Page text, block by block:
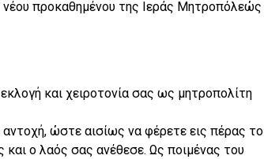
νέου προκαθημένου της Ιεράς Μητροπόλεώς
και χειροτονία σας ως μητροπολίτη
αντοχή, ώστε αισίως να φέρετε εις πέρας το
ο λαός σας ανέθεσε. Ως ποιμένας του